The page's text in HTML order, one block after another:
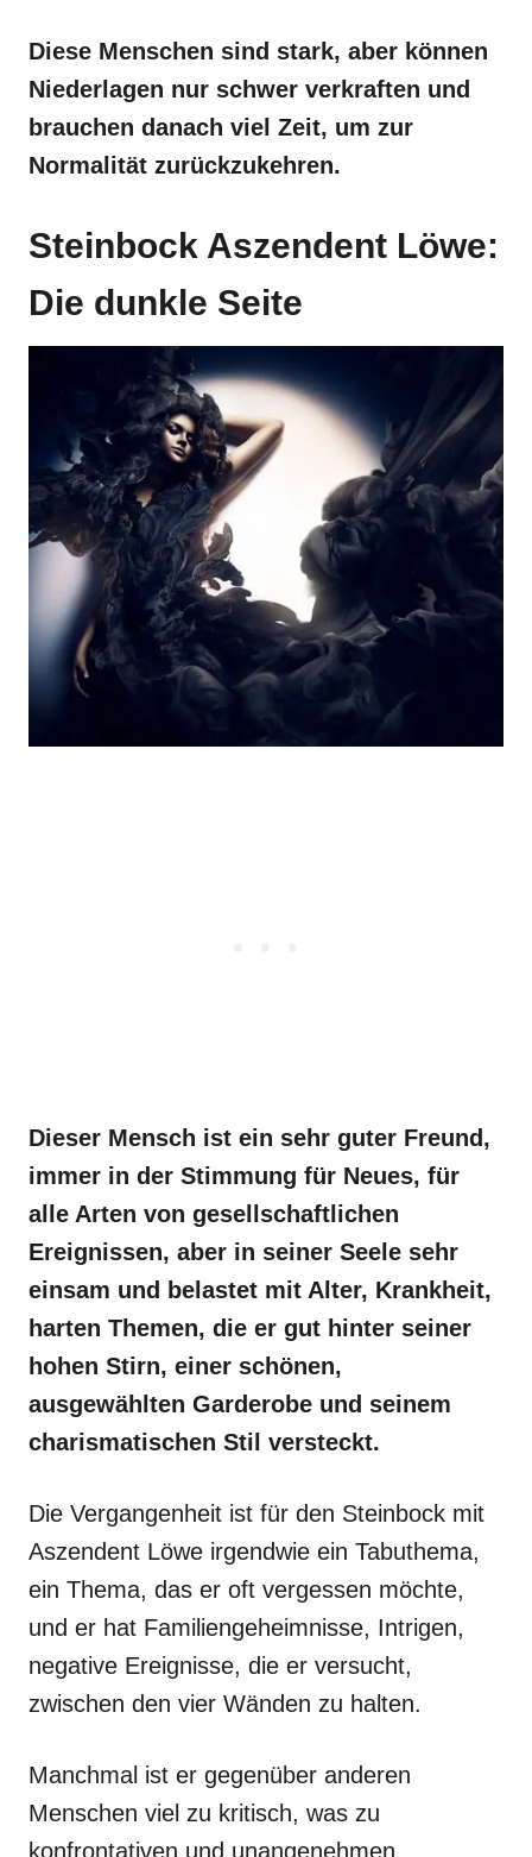
Diese Menschen sind stark, aber können
Niederlagen nur schwer verkraften und
brauchen danach viel Zeit, um zur
Normalität zurückzukehren.
Steinbock Aszendent Löwe:
Die dunkle Seite
Dieser Mensch ist ein sehr guter Freund,
immer in der Stimmung für Neues, für
alle Arten von gesellschaftlichen
Ereignissen, aber in seiner Seele sehr
einsam und belastet mit Alter, Krankheit,
harten Themen, die er gut hinter seiner
hohen Stirn, einer schönen,
ausgewählten Garderobe und seinem
charismatischen Stil versteckt.
Die Vergangenheit ist für den Steinbock mit
Aszendent Löwe irgendwie ein Tabuthema,
ein Thema, das er oft vergessen möchte,
und er hat Familiengeheimnisse, Intrigen,
negative Ereignisse, die er versucht,
zwischen den vier Wänden zu halten.
Manchmal ist er gegenüber anderen
Menschen viel zu kritisch, was zu
konfrontativen und unangenehmen